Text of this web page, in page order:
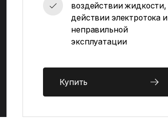
воздействии жидкости,
действии электротока и
неправильной
эксплуатации
Купить